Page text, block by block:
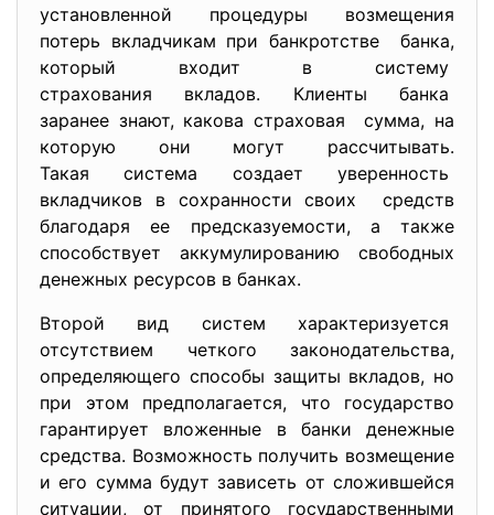
установленной процедуры возмещения
потерь вкладчикам при банкротстве банка,
который входит в систему
страхования вкладов. Клиенты банка
заранее знают, какова страховая сумма, на
которую они могут рассчитывать.
Такая система создает уверенность
вкладчиков в сохранности своих средств
благодаря ее предсказуемости, а также
способствует аккумулированию свободных
денежных ресурсов в банках.
Второй вид систем характеризуется
отсутствием четкого законодательства,
определяющего способы защиты вкладов, но
при этом предполагается, что государство
гарантирует вложенные в банки денежные
средства. Возможность получить возмещение
и его сумма будут зависеть от сложившейся
ситуации, от принятого государственными